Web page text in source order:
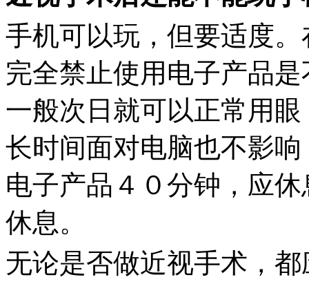
手机可以玩，但要适度
完全禁止使用电子产品
一般次日就可以正常用
长时间面对电脑也不影
电子产品４０分钟，应
休息。
无论是否做近视手术，